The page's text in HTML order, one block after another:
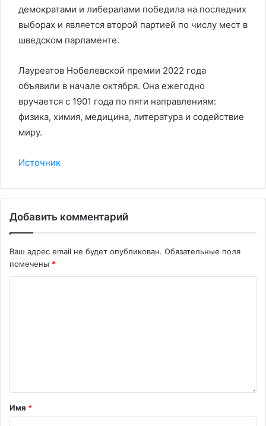
демократами и либералами победила на последних
выборах и является второй партией по числу мест в
шведском парламенте.
Лауреатов Нобелевской премии 2022 года
объявили в начале октября. Она ежегодно
вручается с 1901 года по пяти направлениям:
физика, химия, медицина, литература и содействие
миру.
Источник
Добавить комментарий
Ваш адрес email не будет опубликован. Обязательные поля
помечены *
Имя *